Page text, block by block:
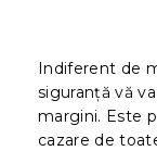
Indiferent de
siguranță vă
margini. Este
cazare de